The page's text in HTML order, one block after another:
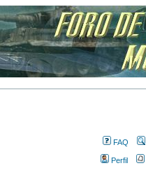
FAQ
Perfil